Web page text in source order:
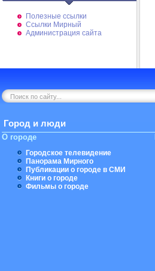
Полезные ссылки
Ссылки Мирный
Администрация сайта
Город и люди
О городе
Городское телевидение
Панорама Мирного
Публикации о городе в СМИ
Книги о городе
Фильмы о городе